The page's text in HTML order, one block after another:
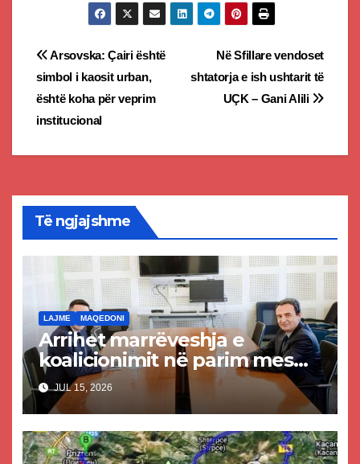
Post
navigation
Në Sfillare vendoset
shtatorja e ish ushtarit të
UÇK – Gani Alili
Arsovska: Çairi është
simbol i kaosit urban,
është koha për veprim
institucional
Të ngjajshme
LAJME MAQEDONI
Arrihet marrëveshja e
koalicionimit në parim mes
Kurtit dhe Abdixhikut
JUL 15, 2026